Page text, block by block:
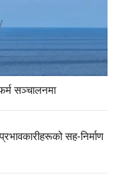
सञ्चालनमा
सह-निर्माण